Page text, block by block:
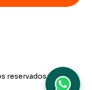
reservados.